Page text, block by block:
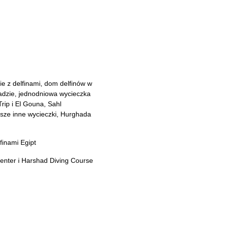
z delfinami, dom delfinów w
jednodniowa wycieczka
i El Gouna, Sahl
inne wycieczki, Hurghada
Egipt
i Harshad Diving Course